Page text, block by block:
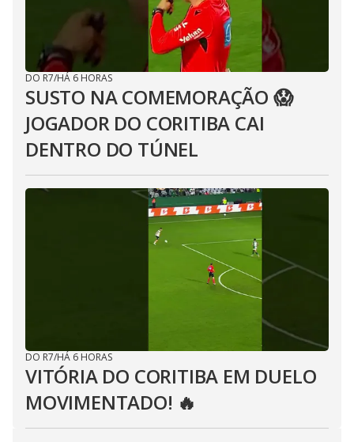
DO R7/HÁ 6 HORAS
SUSTO NA COMEMORAÇÃO 😱
JOGADOR DO CORITIBA CAI
DENTRO DO TÚNEL
DO R7/HÁ 6 HORAS
VITÓRIA DO CORITIBA EM DUELO
MOVIMENTADO! 🔥